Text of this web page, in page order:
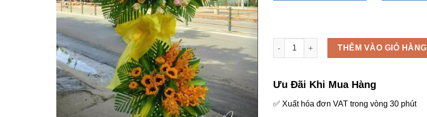
Kệ - K116 số lượng
THÊM VÀO GIỎ HÀNG
Ưu Đãi Khi Mua Hàng
✅ Xuất hóa đơn VAT trong vòng 30 phút